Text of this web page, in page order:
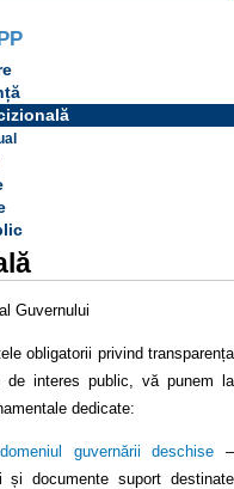
Guvernului
obligatorii privind transparența
de interes public, vă punem la
dedicate:
guvernării deschise –
și documente suport destinate